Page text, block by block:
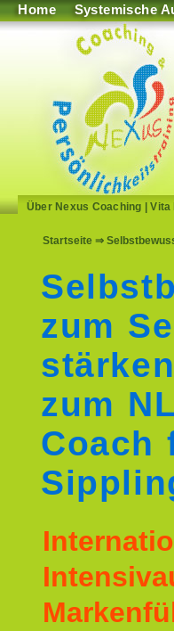
Home Systemische
Über Nexus Coaching |Vita
Startseite ⇒
zum
zum
Coach